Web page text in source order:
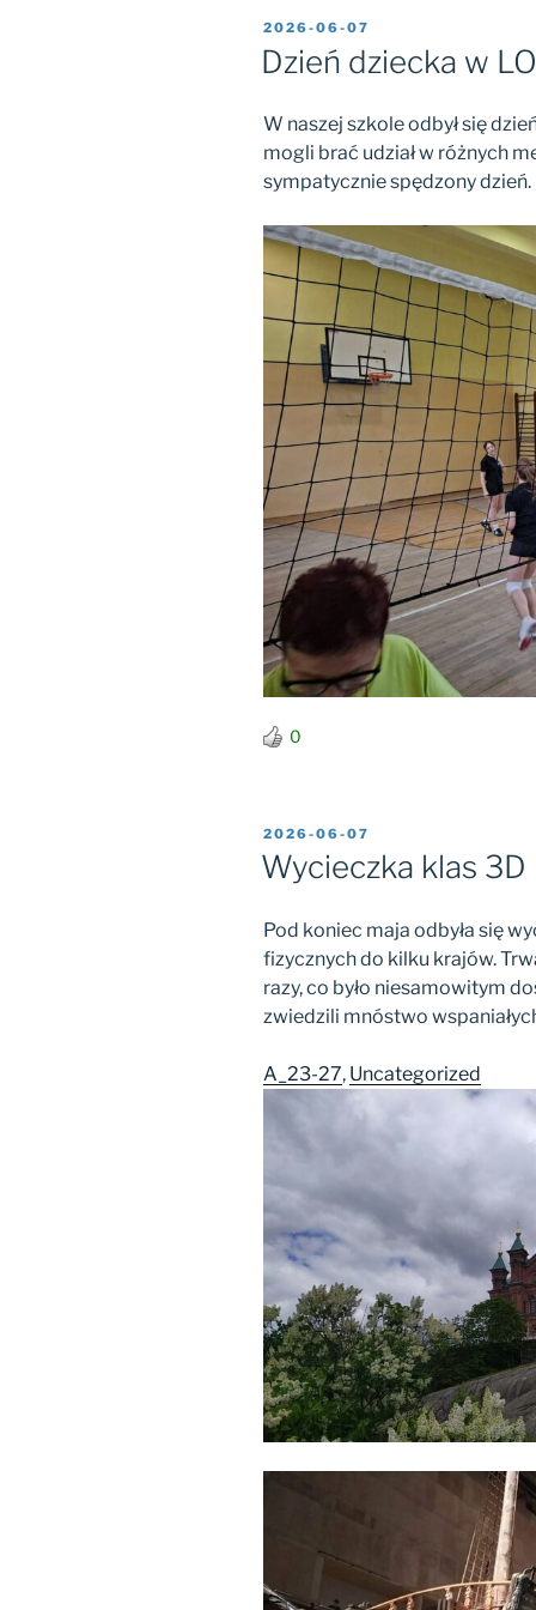
OPUBLIKOWANE
W
2026-06-07
Dzień dziecka w
W naszej szkole odbył się
mogli brać udział w różnych
sympatycznie spędzony dzień.
0
OPUBLIKOWANE
W
2026-06-07
Wycieczka klas 3D
Pod koniec maja odbyła się
fizycznych do kilku krajów.
razy, co było niesamowitym
zwiedzili mnóstwo
A_23-27, Uncategorized